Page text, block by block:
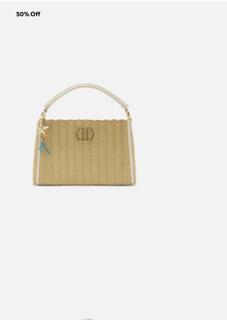
50% Off